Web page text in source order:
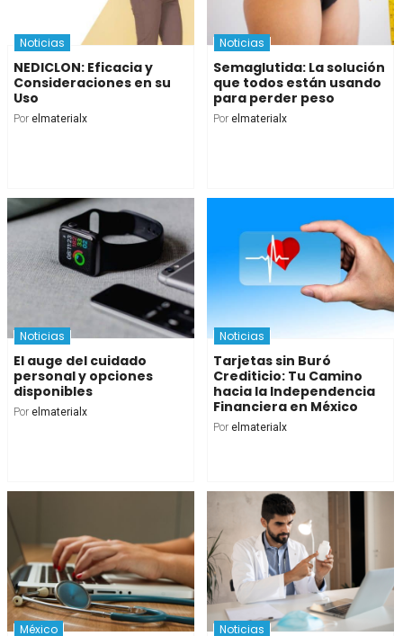
Noticias
NEDICLON: Eficacia y
Consideraciones en su
Uso
Por elmaterialx
Noticias
Semaglutida: La solución
que todos están usando
para perder peso
Por elmaterialx
Noticias
El auge del cuidado
personal y opciones
disponibles
Por elmaterialx
Noticias
Tarjetas sin Buró
Crediticio: Tu Camino
hacia la Independencia
Financiera en México
Por elmaterialx
México Noticias